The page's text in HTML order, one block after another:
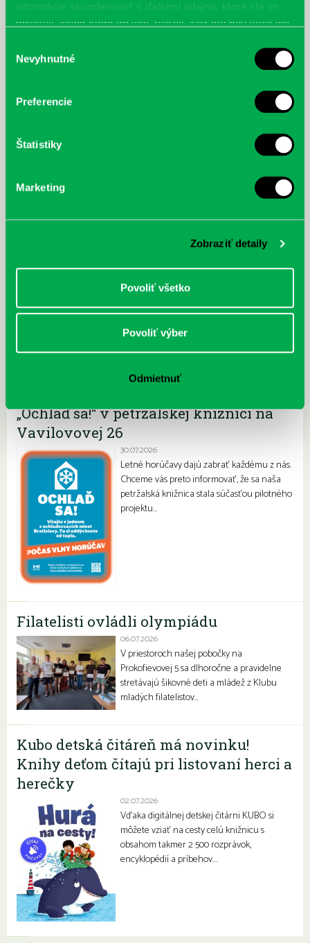
informácie skombinovať s ďalšími údajmi, ktoré ste im
poskytli, alebo ktoré od vás získali, keď ste používali ich
súhlasu
Nevyhnutné
Preferencie
Štatistiky
Marketing
Zobraziť detaily
Povoliť všetko
Povoliť výber
Odmietnuť
„Ochlaď sa!“ v petržalskej knižnici na
Vavilovovej 26
30.07.2026
Letné horúčavy dajú zabrať každému z nás.
Chceme vás preto informovať, že sa naša
petržalská knižnica stala súčasťou pilotného
projektu…
Filatelisti ovládli olympiádu
06.07.2026
V priestoroch našej pobočky na
Prokofievovej 5 sa dlhoročne a pravidelne
stretávajú šikovné deti a mládež z Klubu
mladých filatelistov…
Kubo detská čitáreň má novinku!
Knihy deťom čítajú pri listovaní herci a
herečky
02.07.2026
Vďaka digitálnej detskej čitárni KUBO si
môžete vziať na cesty celú knižnicu s
obsahom takmer 2 500 rozprávok,
encyklopédií a príbehov….